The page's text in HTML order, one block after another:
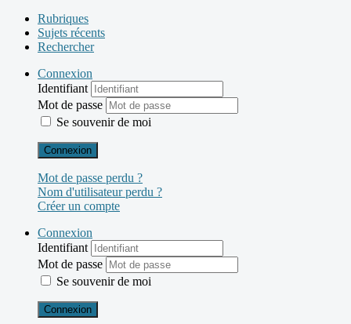
Rubriques
Sujets récents
Rechercher
Connexion
Identifiant
Mot de passe
Se souvenir de moi
Connexion
Mot de passe perdu ?
Nom d'utilisateur perdu ?
Créer un compte
Connexion
Identifiant
Mot de passe
Se souvenir de moi
Connexion